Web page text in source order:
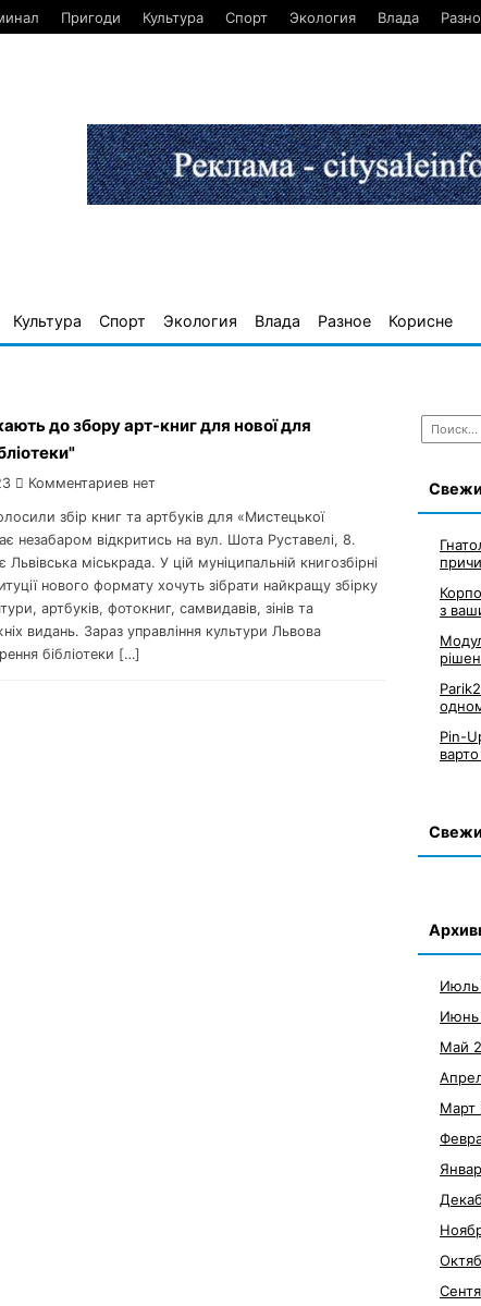
Пригоди Культура Спорт Экология Влада
Культура Спорт Экология Влада Разное Корисне
до збору арт-книг для нової для
Комментариев нет
збір книг та артбуків для «Мистецької
незабаром відкритись на вул. Шота Руставелі, 8.
міськрада. У цій муніципальній книгозбірні
нового формату хочуть зібрати найкращу збірку
артбуків, фотокниг, самвидавів, зінів та
видань. Зараз управління культури Львова
бібліотеки […]
Найти:
з
Pin-
Июль
Июнь
Май
Март